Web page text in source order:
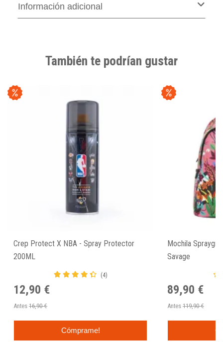
Información adicional
También te podrían gustar
Crep Protect X NBA - Spray Protector
200ML
(4)
12,90 €
Antes 16,90 €
Cómprame!
Mochila
Savage
89,90 €
Antes 119,90 €